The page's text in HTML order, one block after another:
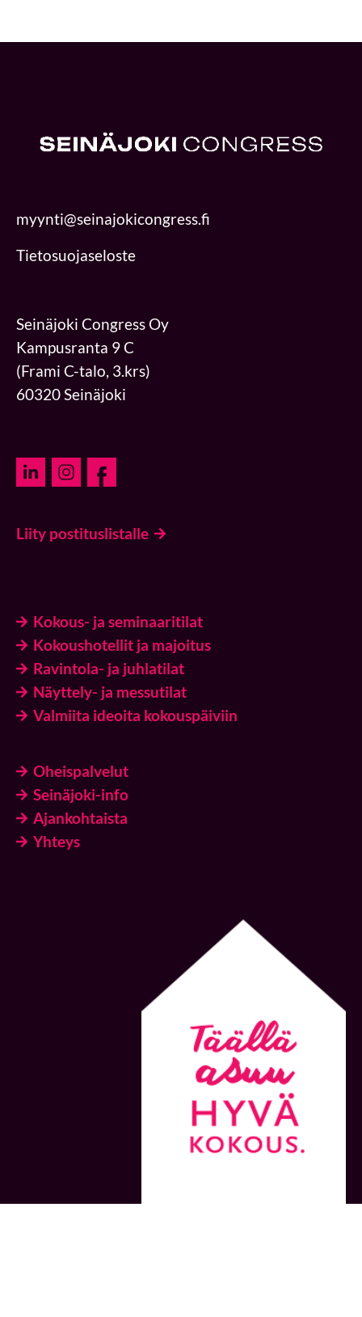
myynti@seinajokicongress.fi
Tietosuojaseloste
Seinäjoki Congress Oy
Kampusranta 9 C
(Frami C-talo, 3.krs)
60320 Seinäjoki
Liity postituslistalle
Kokous- ja seminaaritilat
Kokoushotellit ja majoitus
Ravintola- ja juhlatilat
Näyttely- ja messutilat
Valmiita ideoita kokouspäiviin
Oheispalvelut
Seinäjoki-info
Ajankohtaista
Yhteys